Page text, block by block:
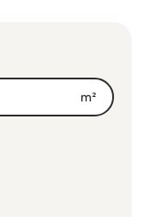
m²